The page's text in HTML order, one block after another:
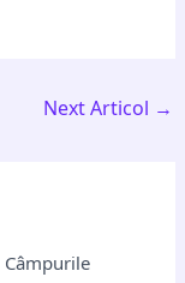
Next Articol →
Câmpurile